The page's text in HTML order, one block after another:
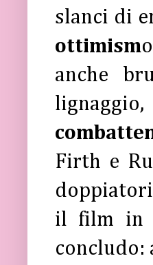
slanci di
ottimism
anche
Firth e
il film in
concludo: